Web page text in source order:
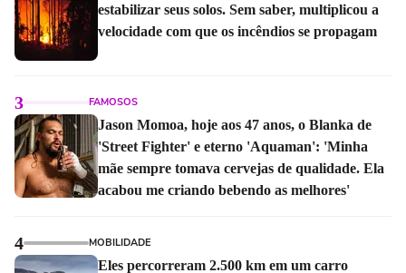
estabilizar seus solos. Sem saber, multiplicou a
velocidade com que os incêndios se propagam
3 FAMOSOS
Jason Momoa, hoje aos 47 anos, o Blanka de
'Street Fighter' e eterno 'Aquaman': 'Minha
mãe sempre tomava cervejas de qualidade. Ela
acabou me criando bebendo as melhores'
4 MOBILIDADE
Eles percorreram 2.500 km em um carro